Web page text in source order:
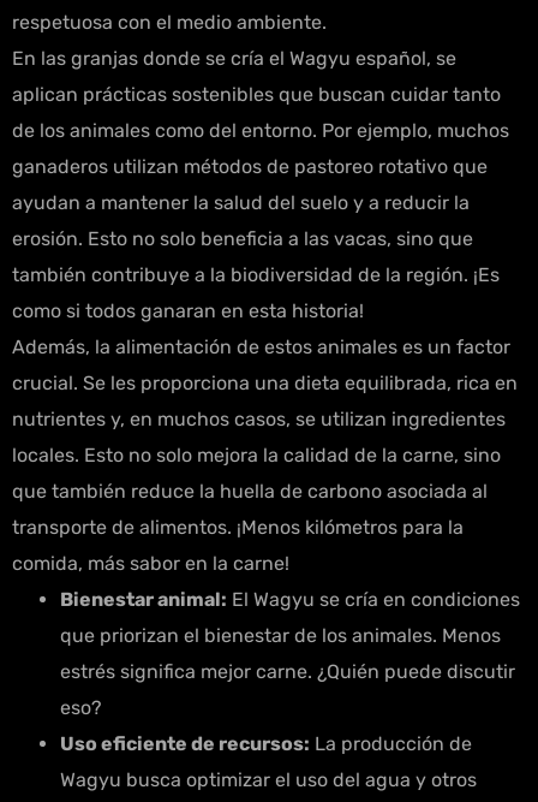
respetuosa con el medio ambiente.
En las granjas donde se cría el Wagyu español, se
aplican prácticas sostenibles que buscan cuidar tanto
de los animales como del entorno. Por ejemplo, muchos
ganaderos utilizan métodos de pastoreo rotativo que
ayudan a mantener la salud del suelo y a reducir la
erosión. Esto no solo beneficia a las vacas, sino que
también contribuye a la biodiversidad de la región. ¡Es
como si todos ganaran en esta historia!
Además, la alimentación de estos animales es un factor
crucial. Se les proporciona una dieta equilibrada, rica en
nutrientes y, en muchos casos, se utilizan ingredientes
locales. Esto no solo mejora la calidad de la carne, sino
que también reduce la huella de carbono asociada al
transporte de alimentos. ¡Menos kilómetros para la
comida, más sabor en la carne!
Bienestar animal: El Wagyu se cría en condiciones
que priorizan el bienestar de los animales. Menos
estrés significa mejor carne. ¿Quién puede discutir
eso?
Uso eficiente de recursos: La producción de
Wagyu busca optimizar el uso del agua y otros